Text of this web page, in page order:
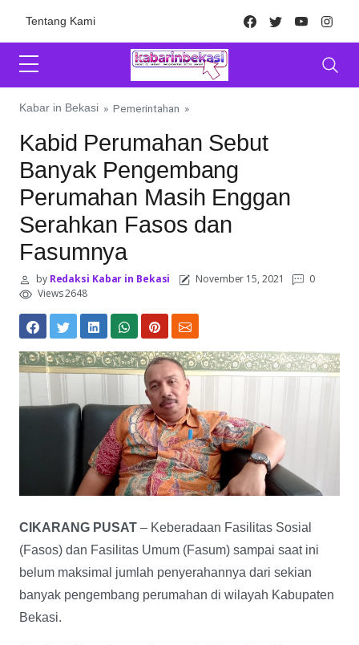
Tentang Kami Facebook
TwitterYoutube
Kabar in Bekasi » Pemerintahan »
Kabid Perumahan Sebut
Banyak Pengembang
Perumahan Masih Enggan
Serahkan Fasos dan
Fasumnya
byRedaksi Kabar in Bekasi November 15, 2021
0
Views 2648
CIKARANG PUSAT – Keberadaan Fasilitas Sosial
(Fasos) dan Fasilitas Umum (Fasum) sampai saat ini
belum maksimal jumlah penyerahannya dari sekian
banyak pengembang perumahan di wilayah Kabupaten
Bekasi.